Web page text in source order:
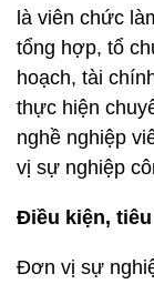
là viên chức
tổng hợp, tổ
hoạch, tài
thực hiện
nghề nghiệp
vị sự nghiệp
Điều kiện,
Đơn vị sự